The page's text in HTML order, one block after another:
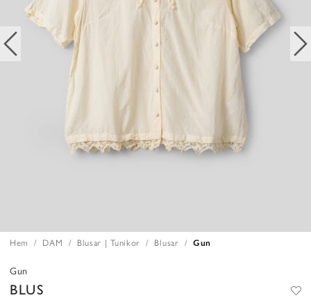
Hem DAM Blusar | Tunikor Blusar Gun
Gun
BLUS